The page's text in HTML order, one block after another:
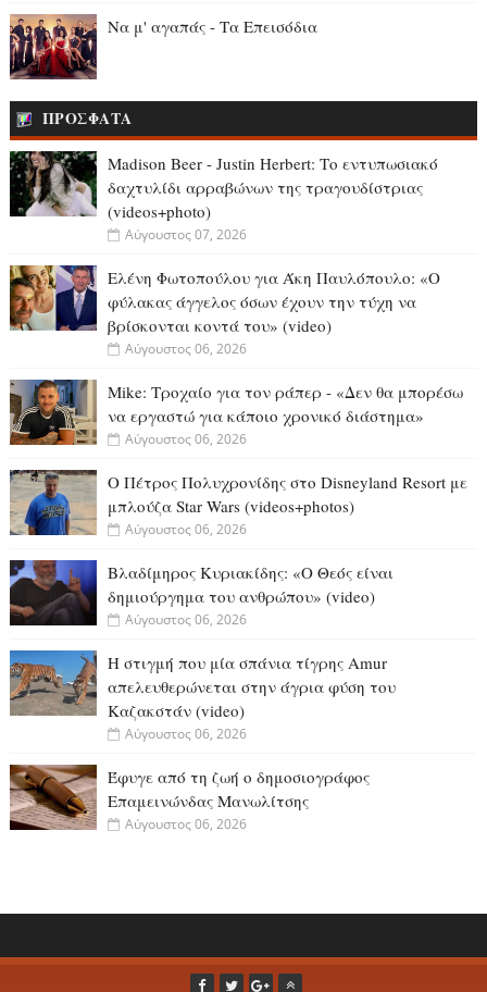
Να μ' αγαπάς - Τα Επεισόδια
ΠΡΟΣΦΑΤΑ
Madison Beer - Justin Herbert: Το εντυπωσιακό
δαχτυλίδι αρραβώνων της τραγουδίστριας
(videos+photo)
Αύγουστος 07, 2026
Ελένη Φωτοπούλου για Άκη Παυλόπουλο: «Ο
φύλακας άγγελος όσων έχουν την τύχη να
βρίσκονται κοντά του» (video)
Αύγουστος 06, 2026
Mike: Τροχαίο για τον ράπερ - «Δεν θα μπορέσω
να εργαστώ για κάποιο χρονικό διάστημα»
Αύγουστος 06, 2026
Ο Πέτρος Πολυχρονίδης στο Disneyland Resort με
μπλούζα Star Wars (videos+photos)
Αύγουστος 06, 2026
Βλαδίμηρος Κυριακίδης: «Ο Θεός είναι
δημιούργημα του ανθρώπου» (video)
Αύγουστος 06, 2026
Η στιγμή που μία σπάνια τίγρης Amur
απελευθερώνεται στην άγρια φύση του
Καζακστάν (video)
Αύγουστος 06, 2026
Έφυγε από τη ζωή ο δημοσιογράφος
Επαμεινώνδας Μανωλίτσης
Αύγουστος 06, 2026